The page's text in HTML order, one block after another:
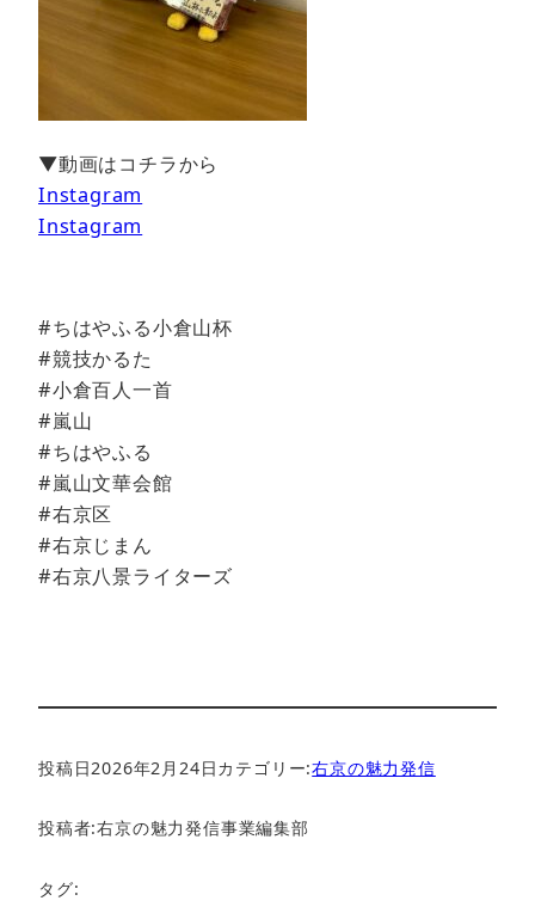
▼動画はコチラから
Instagram
Instagram
#ちはやふる小倉山杯
#競技かるた
#小倉百人一首
#嵐山
#ちはやふる
#嵐山文華会館
#右京区
#右京じまん
#右京八景ライターズ
投稿日2026年2月24日カテゴリー:右京の魅力発信
投稿者:右京の魅力発信事業編集部
タグ: